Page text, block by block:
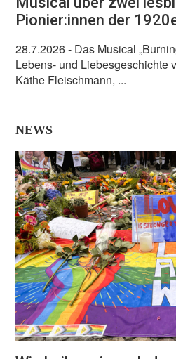
Pionier:innen der
28.7.2026- Das Musical
Lebens- und Liebesgeschichte
Käthe Fleischmann, ...
NEWS